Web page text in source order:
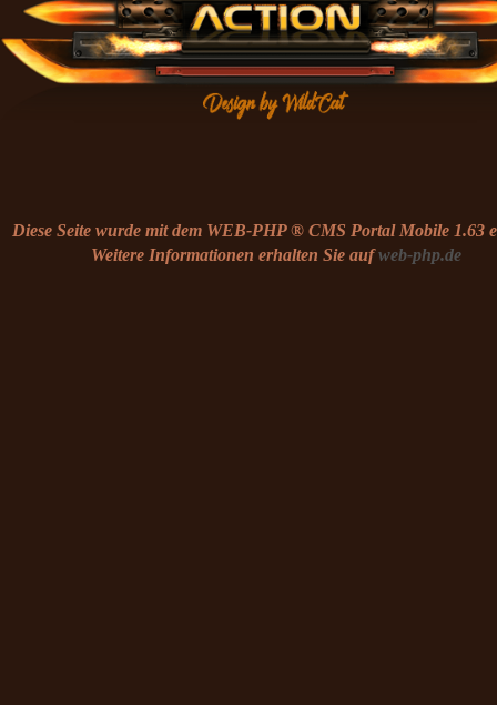
Diese Seite wurde mit dem WEB-PHP ® CMS Portal Mobile 1.63
Weitere Informationen erhalten Sie aufweb-php.de